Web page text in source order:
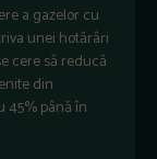
a gazelor cu
unei hotărâri
cere să reducă
din
45% până în